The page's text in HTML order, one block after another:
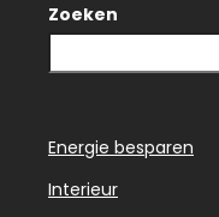
Zoeken
Energie besparen
Interieur